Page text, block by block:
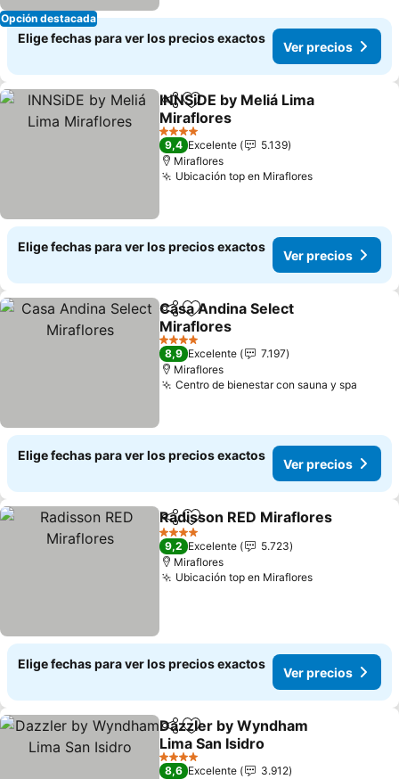
Opción destacada
Elige fechas para ver los precios exactos
Ver precios
CompartirAgregar a favoritos
INNSiDE by Meliá Lima
Miraflores
Ver precios
4 Estrellas
9,4 Excelente
5.139
Miraflores
Ubicación top en MirafloresVer precios
Elige fechas para ver los precios exactos
Ver precios
CompartirAgregar a favoritos
Casa Andina Select
Miraflores
Ver precios
4 Estrellas
8,9 Excelente
7.197
Miraflores
Centro de bienestar con sauna y spa
Elige fechas para ver los precios exactos
Ver precios
CompartirAgregar a favoritos
Radisson RED Miraflores
4 Estrellas
9,2 Excelente
5.723
Miraflores
Ubicación top en MirafloresVer precios
Elige fechas para ver los precios exactos
Ver precios
CompartirAgregar a favoritos
Dazzler by Wyndham
Lima San Isidro
Ver precios
4 Estrellas
8,6 Excelente
3.912